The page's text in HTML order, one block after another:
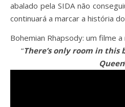
abalado pela SIDA não
continuará a marcar a história
Bohemian Rhapsody: um filme
“There’s only room in this
Queen